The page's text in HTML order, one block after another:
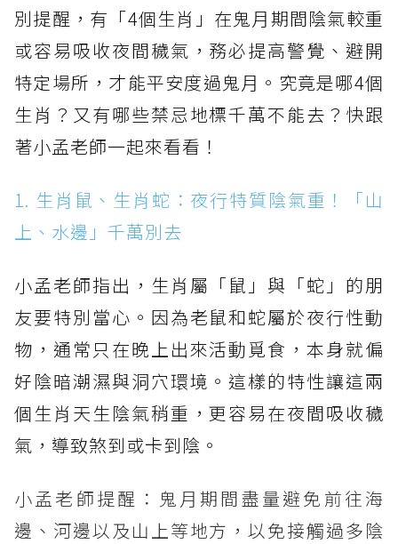
別提醒，有「4個生肖」在鬼月期間陰氣較重
或容易吸收夜間穢氣，務必提高警覺、避開
特定場所，才能平安度過鬼月。究竟是哪4個
生肖？又有哪些禁忌地標千萬不能去？快跟
著小孟老師一起來看看！
1. 生肖鼠、生肖蛇：夜行特質陰氣重！「山
上、水邊」千萬別去
小孟老師指出，生肖屬「鼠」與「蛇」的朋
友要特別當心。因為老鼠和蛇屬於夜行性動
物，通常只在晚上出來活動覓食，本身就偏
好陰暗潮濕與洞穴環境。這樣的特性讓這兩
個生肖天生陰氣稍重，更容易在夜間吸收穢
氣，導致煞到或卡到陰。
小孟老師提醒：鬼月期間盡量避免前往海
邊、河邊以及山上等地方，以免接觸過多陰